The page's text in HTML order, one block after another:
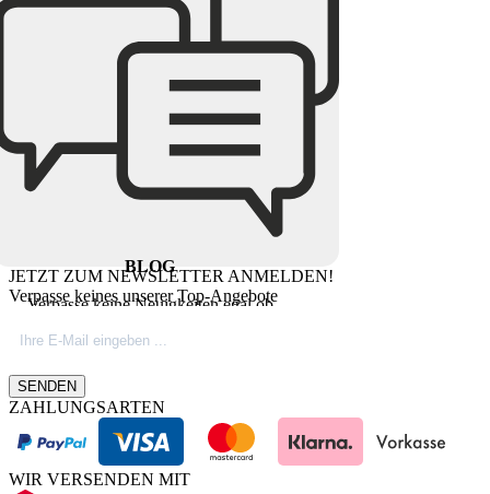
BLOG
Verpasse keine Neuigkeiten egal ob
Firmeninfos. Besuche unseren Blog.
JETZT ZUM NEWSLETTER ANMELDEN!
Verpasse keines unserer Top-Angebote
SENDEN
ZAHLUNGSARTEN
WIR VERSENDEN MIT